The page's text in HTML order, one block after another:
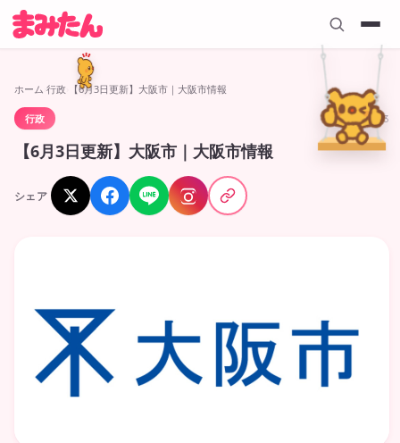
ホーム 行政 【6月3日更新】大阪市｜大阪市情報
行政 2026.06.03
【6月3日更新】大阪市｜大阪市情報
シェア